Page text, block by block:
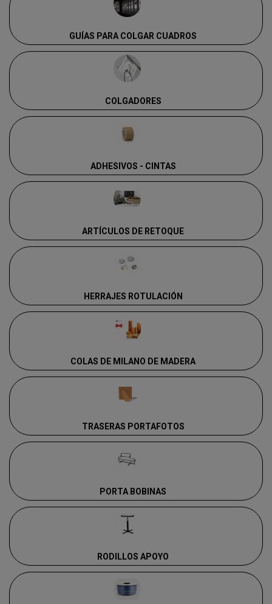
GUÍAS PARA COLGAR CUADROS
COLGADORES
ADHESIVOS - CINTAS
ARTÍCULOS DE RETOQUE
HERRAJES ROTULACIÓN
COLAS DE MILANO DE MADERA
TRASERAS PORTAFOTOS
PORTA BOBINAS
RODILLOS APOYO